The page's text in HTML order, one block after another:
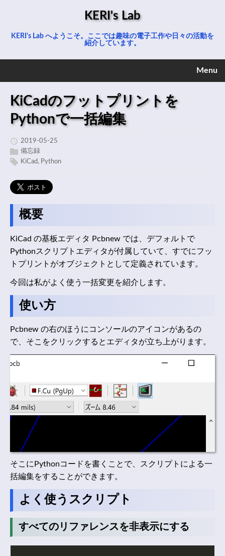
KERI's Lab
KERI's Lab へようこそ。ここでは趣味の電子工作や日々の活動を
紹介しています。
Menu
KiCadのフットプリントを
Pythonで一括編集
2019-05-25
備忘録
KiCad , Python
概要
KiCad の基板エディタ Pcbnew では、デフォルトで
Pythonスクリプトエディタが付属していて、すでにフッ
トプリントがオブジェクトとして定義されています。
今回は私がよく使う一括変更を紹介します。
使い方
Pcbnew の右のほうにコンソールのアイコンがあるの
で、そこをクリックするとエディタが立ち上がります。
そこにPythonコードを書くことで、スクリプトによる一
括編集をすることができます。
よく使うスクリプト
すべてのリファレンスを非表示にする